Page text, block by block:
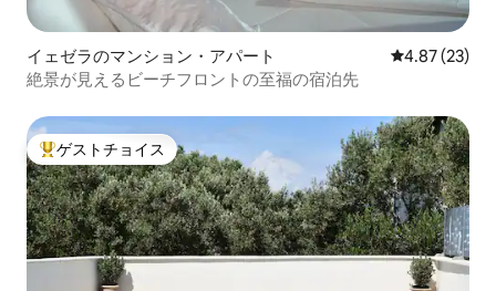
イェゼラのマンション・アパート レビュー23
4.87 (23)
絶景が見えるビーチフロントの至福の宿泊先
大好評のゲストチョイスです。
ゲストチョイス